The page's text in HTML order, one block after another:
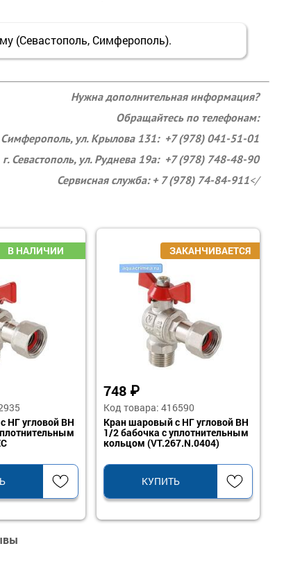
(Севастополь, Симферополь).
Нужна дополнительная информация?
Обращайтесь по телефонам:
Симферополь, ул. Крылова 131: +7 (978) 041-51-01
г. Севастополь, ул. Руднева 19а: +7 (978) 748-48-90
Сервисная служба: + 7 (978) 74-84-911</
НГ угловой ВН
748 ₽
Код товара: 416590
Кран шаровый с НГ угловой ВН
1/2 бабочка с уплотнительным
кольцом (VT.267.N.0404)
КУПИТЬ